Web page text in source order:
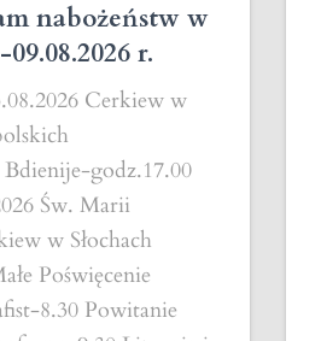
nabożeństw w
r.
Cerkiew w
godz.17.00
Św. Marii
w Słochach
Poświęcenie
8.30 Powitanie